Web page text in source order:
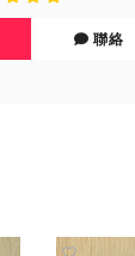
聯絡